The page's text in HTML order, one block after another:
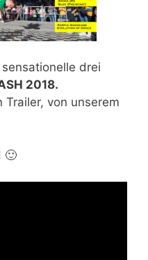
drei
2018.
Trailer, von unserem
🙂